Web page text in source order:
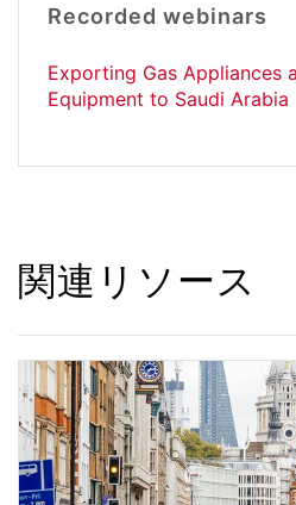
Recorded webinars
Exporting Gas Appliances
Equipment to Saudi Arabia
関連リソース